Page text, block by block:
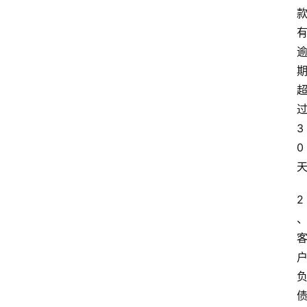
款
有
逾
期
超
过
3
0
天
2
、
客
户
负
债